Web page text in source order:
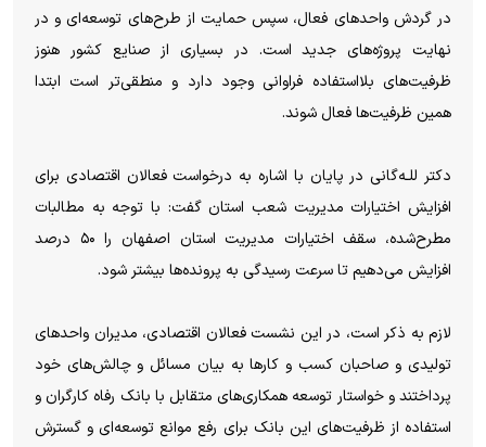
در گردش واحدهای فعال، سپس حمایت از طرح‌های توسعه‌ای و در
نهایت پروژه‌های جدید است. در بسیاری از صنایع کشور هنوز
ظرفیت‌های بلااستفاده فراوانی وجود دارد و منطقی‌تر است ابتدا
همین ظرفیت‌ها فعال شوند.
دکتر للـه‌گانی در پایان با اشاره به درخواست فعالان اقتصادی برای
افزایش اختیارات مدیریت شعب استان گفت: با توجه به مطالبات
مطرح‌شده، سقف اختیارات مدیریت استان اصفهان را ۵۰ درصد
افزایش می‌دهیم تا سرعت رسیدگی به پرونده‌ها بیشتر شود.
لازم به ذکر است، در این نشست فعالان اقتصادی، مدیران واحدهای
تولیدی و صاحبان کسب و کارها به بیان مسائل و چالش‌های خود
پرداختند و خواستار توسعه همکاری‌های متقابل با بانک رفاه کارگران و
استفاده از ظرفیت‌های این بانک برای رفع موانع توسعه‌ای و گسترش